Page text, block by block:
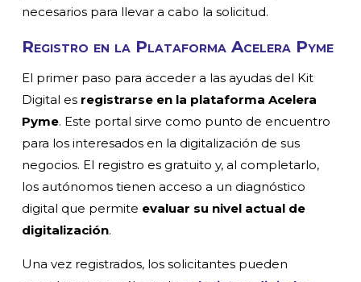
necesarios para llevar a cabo la solicitud.
Registro en la Plataforma Acelera Pyme
El primer paso para acceder a las ayudas del Kit
Digital es registrarse en la plataforma Acelera
Pyme. Este portal sirve como punto de encuentro
para los interesados en la digitalización de sus
negocios. El registro es gratuito y, al completarlo,
los autónomos tienen acceso a un diagnóstico
digital que permite evaluar su nivel actual de
digitalización.
Una vez registrados, los solicitantes pueden